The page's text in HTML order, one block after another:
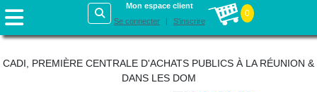
Mon espace client
Se connecter
S'inscrire
0
CADI, PREMIÈRE CENTRALE D'ACHATS PUBLICS À LA RÉUNION &
DANS LES DOM